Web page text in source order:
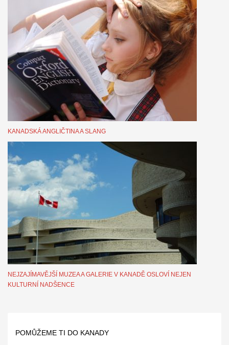
KANADSKÁ ANGLIČTINA A SLANG
NEJZAJÍMAVĚJŠÍ MUZEA A GALERIE V KANADĚ OSLOVÍ NEJEN
KULTURNÍ NADŠENCE
POMŮŽEME TI DO KANADY